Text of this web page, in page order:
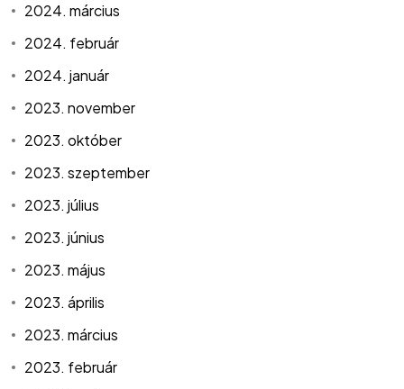
2024. március
2024. február
2024. január
2023. november
2023. október
2023. szeptember
2023. július
2023. június
2023. május
2023. április
2023. március
2023. február